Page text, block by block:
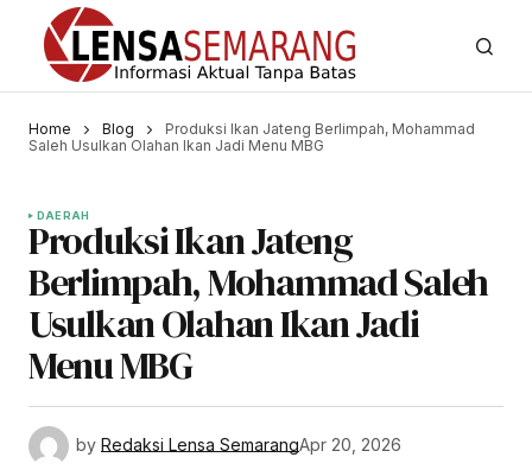
Home Blog
Produksi Ikan Jateng Berlimpah, Mohammad
Saleh Usulkan Olahan Ikan Jadi Menu MBG
DAERAH
Produksi Ikan Jateng
Berlimpah, Mohammad Saleh
Usulkan Olahan Ikan Jadi
Menu MBG
by Redaksi Lensa SemarangApr 20, 2026